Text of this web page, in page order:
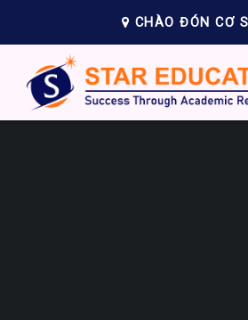
CHÀO ĐÓN CƠ